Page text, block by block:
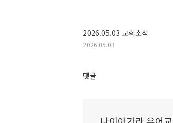
2026.05.03 교회소식
2026.05.03
댓글